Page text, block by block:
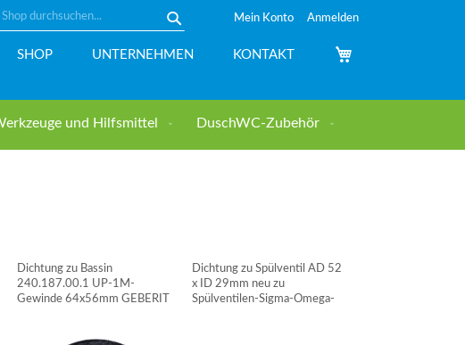
Mein Konto Anmelden
SHOP UNTERNEHMEN KONTAKT
und Hilfsmittel DuschWC-Zubehör
Dichtung zu Bassin
240.187.00.1 UP-1M-
Gewinde 64x56mm GEBERIT
Dichtung zu Spülventil AD 52
x ID 29mm neu zu
Spülventilen-Sigma-Omega-